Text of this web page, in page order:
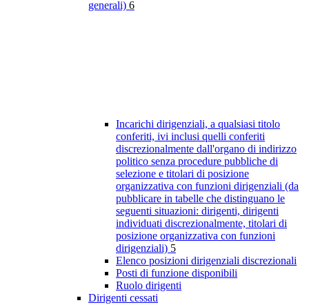
generali) 6
Incarichi dirigenziali, a qualsiasi titolo
conferiti, ivi inclusi quelli conferiti
discrezionalmente dall'organo di indirizzo
politico senza procedure pubbliche di
selezione e titolari di posizione
organizzativa con funzioni dirigenziali (da
pubblicare in tabelle che distinguano le
seguenti situazioni: dirigenti, dirigenti
individuati discrezionalmente, titolari di
posizione organizzativa con funzioni
dirigenziali) 5
Elenco posizioni dirigenziali discrezionali
Posti di funzione disponibili
Ruolo dirigenti
Dirigenti cessati